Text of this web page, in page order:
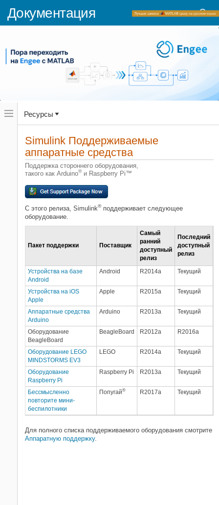
Документация
Переключатель
навигационного
меню
переключатель
навигационного
Simulink
Категория
Начало работы с Simulink
Приложения
Основы окружения Simulink
Моделирование
Авторские блоки и интеграция в
Simulink Поддерживаемые
аппаратные средства
Ресурсы
Simulink Поддерживаемые
аппаратные средства
Поддержка стороннего оборудования,
такого как Arduino®и Raspberry Pi™
С этого релиза, Simulink®поддерживает следующее
оборудование.
Пакет поддержки Поставщик
Самый
ранний
доступный
релиз
Последний
доступный
релиз
Устройства на базе
Android
Android R2014a Текущий
Устройства на iOS
Apple
Apple R2015a Текущий
Аппаратные средства
Arduino
Arduino R2013a Текущий
Оборудование
BeagleBoard
BeagleBoard R2012a R2016a
Оборудование LEGO
MINDSTORMS EV3
LEGO R2014a Текущий
Оборудование
Raspberry Pi
Raspberry Pi R2013a Текущий
Бессмысленно
повторите мини-
беспилотники
Попугай® R2017a Текущий
Для полного списка поддерживаемого оборудования смотрите
Аппаратную поддержку.